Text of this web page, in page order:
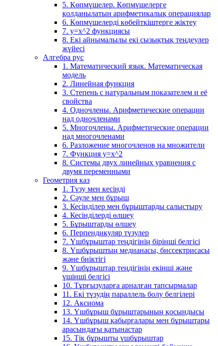
5. Көпмүшелер. Көпмүшелерге
қолданылатын арифметикалық операциялар
6. Көпмүшелерді көбейткіштерге жіктеу
7. у=х^2 функциясы
8. Екі айнымалылы екі сызықтық теңдеулер
жүйесі
Алгебра рус
1. Математический язык. Математическая
модель
2. Линейная функция
3. Степень с натуральным показателем и её
свойства
4. Одночлены. Арифметические операции
над одночленами
5. Многочлены. Арифметические операции
над многочленами
6. Разложение многочленов на множители
7. Функция y=x^2
8. Системы двух линейных уравнения с
двумя переменными
Геометрия каз
1. Түзу мен кесінді
2. Сәуле мен бұрыш
3. Кесінділер мен бұрыштарды салыстыру
4. Кесінділерді өлшеу
5. Бұрыштарды өлшеу
6. Перпендикуляр түзулер
7. Үшбұрыштар теңдігінің бірінші белгісі
8. Үшбұрыштың медианасы, биссектрисасы
және биіктігі
9. Үшбұрыштар теңдігінің екінші және
үшінші белгісі
10. Тұрғызуларға арналған тапсырмалар
11. Екі түзудің параллель болу белгілері
12. Аксиома
13. Үшбұрыш бұрыштарының қосындысы
14. Үшбұрыш қабырғалары мен бұрыштары
арасындағы қатынастар
15. Тік бұрышты үшбұрыштар